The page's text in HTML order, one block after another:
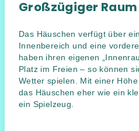
Großzügiger
Das Häuschen verfügt über
Innenbereich und eine
haben ihren eigenen
Platz im Freien – so können
Wetter spielen. Mit einer
das Häuschen eher wie ein
ein Spielzeug.